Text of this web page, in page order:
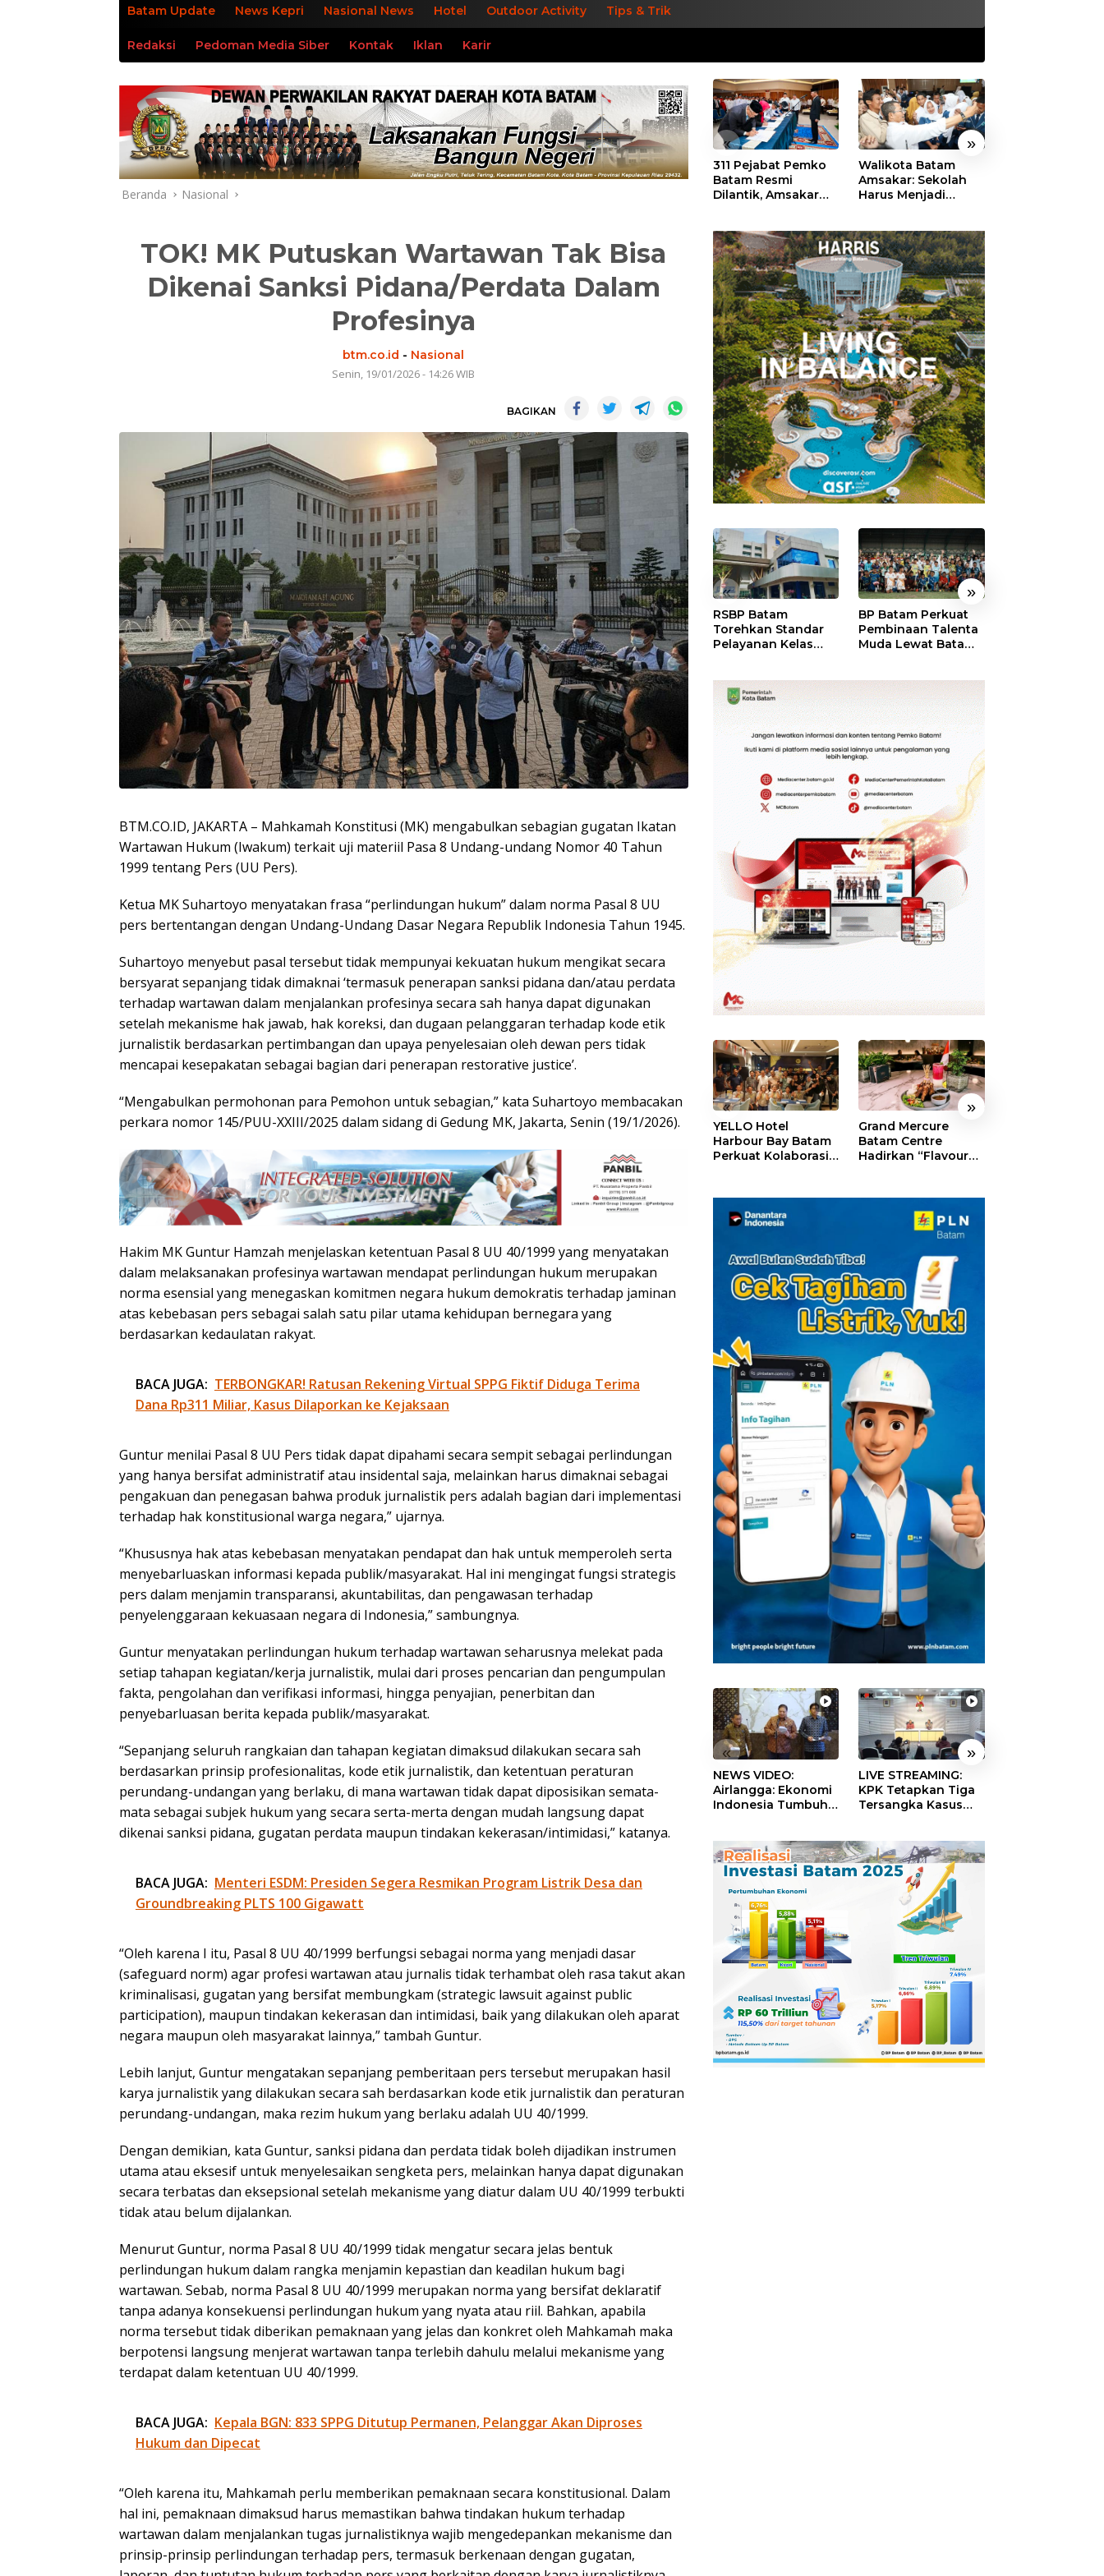
Batam Update News Kepri Nasional News Hotel Outdoor Activity Tips & Trik
Redaksi Pedoman Media Siber Kontak Iklan Karir
Beranda Nasional
TOK! MK Putuskan Wartawan Tak Bisa
Dikenai Sanksi Pidana/Perdata Dalam
Profesinya
btm.co.id - Nasional
Senin, 19/01/2026 - 14:26 WIB
BAGIKAN
BTM.CO.ID, JAKARTA – Mahkamah Konstitusi (MK) mengabulkan sebagian gugatan Ikatan
Wartawan Hukum (Iwakum) terkait uji materiil Pasa 8 Undang-undang Nomor 40 Tahun
1999 tentang Pers (UU Pers).
Ketua MK Suhartoyo menyatakan frasa “perlindungan hukum” dalam norma Pasal 8 UU
pers bertentangan dengan Undang-Undang Dasar Negara Republik Indonesia Tahun 1945.
Suhartoyo menyebut pasal tersebut tidak mempunyai kekuatan hukum mengikat secara
bersyarat sepanjang tidak dimaknai ‘termasuk penerapan sanksi pidana dan/atau perdata
terhadap wartawan dalam menjalankan profesinya secara sah hanya dapat digunakan
setelah mekanisme hak jawab, hak koreksi, dan dugaan pelanggaran terhadap kode etik
jurnalistik berdasarkan pertimbangan dan upaya penyelesaian oleh dewan pers tidak
mencapai kesepakatan sebagai bagian dari penerapan restorative justice’.
“Mengabulkan permohonan para Pemohon untuk sebagian,” kata Suhartoyo membacakan
perkara nomor 145/PUU-XXIII/2025 dalam sidang di Gedung MK, Jakarta, Senin (19/1/2026).
Hakim MK Guntur Hamzah menjelaskan ketentuan Pasal 8 UU 40/1999 yang menyatakan
dalam melaksanakan profesinya wartawan mendapat perlindungan hukum merupakan
norma esensial yang menegaskan komitmen negara hukum demokratis terhadap jaminan
atas kebebasan pers sebagai salah satu pilar utama kehidupan bernegara yang
berdasarkan kedaulatan rakyat.
BACA JUGA: TERBONGKAR! Ratusan Rekening Virtual SPPG Fiktif Diduga Terima
Dana Rp311 Miliar, Kasus Dilaporkan ke Kejaksaan
Guntur menilai Pasal 8 UU Pers tidak dapat dipahami secara sempit sebagai perlindungan
yang hanya bersifat administratif atau insidental saja, melainkan harus dimaknai sebagai
pengakuan dan penegasan bahwa produk jurnalistik pers adalah bagian dari implementasi
terhadap hak konstitusional warga negara,” ujarnya.
“Khususnya hak atas kebebasan menyatakan pendapat dan hak untuk memperoleh serta
menyebarluaskan informasi kepada publik/masyarakat. Hal ini mengingat fungsi strategis
pers dalam menjamin transparansi, akuntabilitas, dan pengawasan terhadap
penyelenggaraan kekuasaan negara di Indonesia,” sambungnya.
Guntur menyatakan perlindungan hukum terhadap wartawan seharusnya melekat pada
setiap tahapan kegiatan/kerja jurnalistik, mulai dari proses pencarian dan pengumpulan
fakta, pengolahan dan verifikasi informasi, hingga penyajian, penerbitan dan
penyebarluasan berita kepada publik/masyarakat.
“Sepanjang seluruh rangkaian dan tahapan kegiatan dimaksud dilakukan secara sah
berdasarkan prinsip profesionalitas, kode etik jurnalistik, dan ketentuan peraturan
perundang-undangan yang berlaku, di mana wartawan tidak dapat diposisikan semata-
mata sebagai subjek hukum yang secara serta-merta dengan mudah langsung dapat
dikenai sanksi pidana, gugatan perdata maupun tindakan kekerasan/intimidasi,” katanya.
BACA JUGA: Menteri ESDM: Presiden Segera Resmikan Program Listrik Desa dan
Groundbreaking PLTS 100 Gigawatt
“Oleh karena I itu, Pasal 8 UU 40/1999 berfungsi sebagai norma yang menjadi dasar
(safeguard norm) agar profesi wartawan atau jurnalis tidak terhambat oleh rasa takut akan
kriminalisasi, gugatan yang bersifat membungkam (strategic lawsuit against public
participation), maupun tindakan kekerasan dan intimidasi, baik yang dilakukan oleh aparat
negara maupun oleh masyarakat lainnya,” tambah Guntur.
Lebih lanjut, Guntur mengatakan sepanjang pemberitaan pers tersebut merupakan hasil
karya jurnalistik yang dilakukan secara sah berdasarkan kode etik jurnalistik dan peraturan
perundang-undangan, maka rezim hukum yang berlaku adalah UU 40/1999.
Dengan demikian, kata Guntur, sanksi pidana dan perdata tidak boleh dijadikan instrumen
utama atau eksesif untuk menyelesaikan sengketa pers, melainkan hanya dapat digunakan
secara terbatas dan eksepsional setelah mekanisme yang diatur dalam UU 40/1999 terbukti
tidak atau belum dijalankan.
Menurut Guntur, norma Pasal 8 UU 40/1999 tidak mengatur secara jelas bentuk
perlindungan hukum dalam rangka menjamin kepastian dan keadilan hukum bagi
wartawan. Sebab, norma Pasal 8 UU 40/1999 merupakan norma yang bersifat deklaratif
tanpa adanya konsekuensi perlindungan hukum yang nyata atau riil. Bahkan, apabila
norma tersebut tidak diberikan pemaknaan yang jelas dan konkret oleh Mahkamah maka
berpotensi langsung menjerat wartawan tanpa terlebih dahulu melalui mekanisme yang
terdapat dalam ketentuan UU 40/1999.
BACA JUGA: Kepala BGN: 833 SPPG Ditutup Permanen, Pelanggar Akan Diproses
Hukum dan Dipecat
“Oleh karena itu, Mahkamah perlu memberikan pemaknaan secara konstitusional. Dalam
hal ini, pemaknaan dimaksud harus memastikan bahwa tindakan hukum terhadap
wartawan dalam menjalankan tugas jurnalistiknya wajib mengedepankan mekanisme dan
prinsip-prinsip perlindungan terhadap pers, termasuk berkenaan dengan gugatan,
« »
311 Pejabat Pemko
Batam Resmi
Dilantik, Amsakar
Walikota Batam
Amsakar: Sekolah
Harus Menjadi
dan Berprestasi
« »
RSBP Batam
Torehkan Standar
Pelayanan Kelas
WSO
BP Batam Perkuat
Pembinaan Talenta
Muda Lewat Batam
Festival 2026
« »
YELLO Hotel
Harbour Bay Batam
Perkuat Kolaborasi
Connect
Grand Mercure
Batam Centre
Hadirkan “Flavours
dengan Cita Rasa
Kuliner Indonesia
« »
NEWS VIDEO:
Airlangga: Ekonomi
Indonesia Tumbuh
LIVE STREAMING:
KPK Tetapkan Tiga
Tersangka Kasus
Pertamina